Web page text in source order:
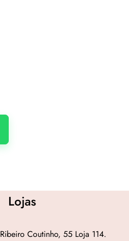
Lojas
Coutinho, 55 Loja 114.